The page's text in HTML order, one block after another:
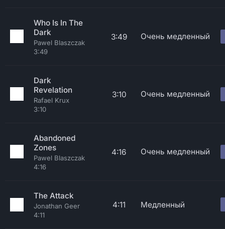
Who Is In The
Dark
Pawel Blaszczak
3:49
3:49 Очень медленный
Dark
Revelation
Rafael Krux
3:10
3:10 Очень медленный
Abandoned
Zones
Pawel Blaszczak
4:16
4:16 Очень медленный
The Attack
Jonathan Geer
4:11
4:11 Медленный